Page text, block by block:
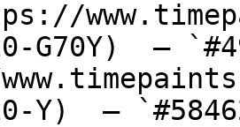
G70Y)  —
Y)  —